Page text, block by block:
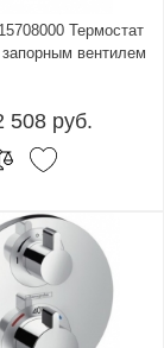
Термостат
вентилем
508 руб.